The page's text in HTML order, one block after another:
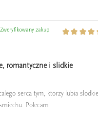
Zweryfikowany zakup
romantyczne i slidkie
serca tym, ktorzy lubia
Polecam